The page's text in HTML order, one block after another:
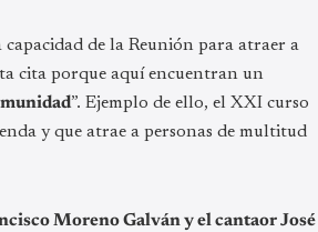
capacidad de la Reunión para atraer a
cita porque aquí encuentran un
”. Ejemplo de ello, el XXI curso
y que atrae a personas de multitud
Moreno Galván y el cantaor José